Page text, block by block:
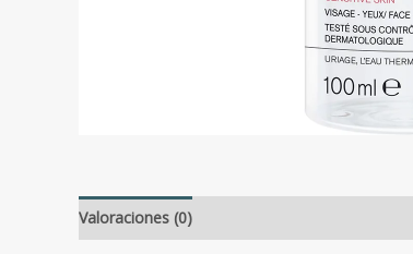
Valoraciones (0)